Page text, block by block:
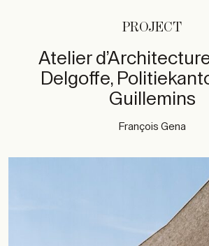
PROJECT
Atelier
Delgoffe,
Guillemins
François Gena